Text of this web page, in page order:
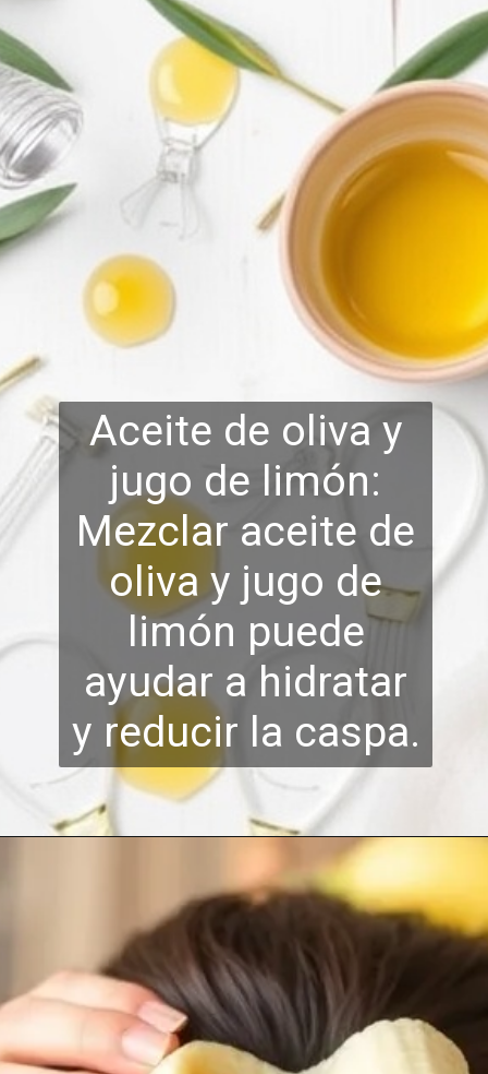
Aceite de oliva y
jugo de limón:
Mezclar aceite de
oliva y jugo de
limón puede
ayudar a hidratar
y reducir la caspa.